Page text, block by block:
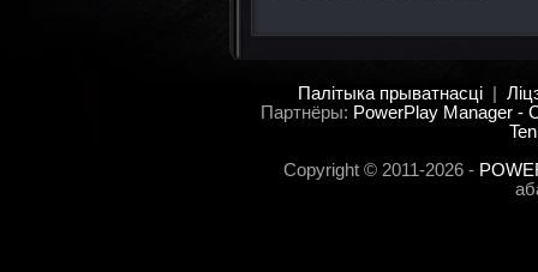
Палітыка прыватнасці
Партнёры: PowerPlay Manager -
Copyright © 2011-2026 -